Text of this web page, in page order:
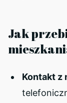
Jak
Kontakt z